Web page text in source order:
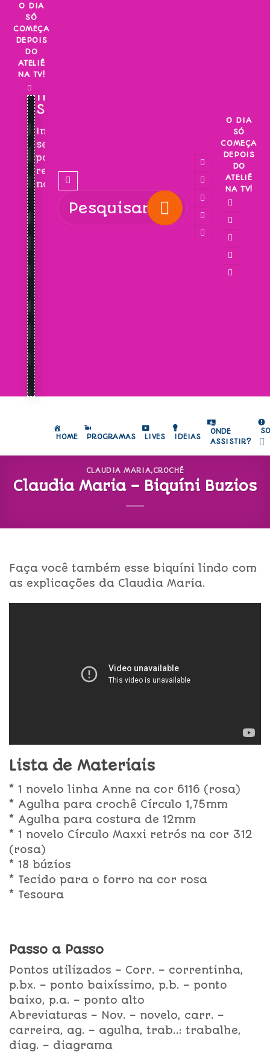
Skip
content
O DIA
SÓ
COMEÇA
DEPOIS
DO
ATELIÊ
NA TV!
INSCREVA-
SE!
Inscreva-
se
para
receber
novidades!
O DIA
SÓ
COMEÇA
DEPOIS
DO
ATELIÊ
NA TV!
HOME PROGRAMAS LIVES IDEIAS
ONDE
ASSISTIR?
CLAUDIA MARIA,CROCHÊ
Claudia Maria – Biquíni Buzios
Faça você também esse biquíni lindo com
as explicações da Claudia Maria.
Lista de Materiais
* 1 novelo linha Anne na cor 6116 (rosa)
* Agulha para crochê Círculo 1,75mm
* Agulha para costura de 12mm
* 1 novelo Círculo Maxxi retrós na cor 312
(rosa)
* 18 búzios
* Tecido para o forro na cor rosa
* Tesoura
Passo a Passo
Pontos utilizados – Corr. – correntinha,
p.bx. – ponto baixíssimo, p.b. – ponto
baixo, p.a. – ponto alto
Abreviaturas – Nov. – novelo, carr. –
carreira, ag. – agulha, trab..: trabalhe,
diag. – diagrama